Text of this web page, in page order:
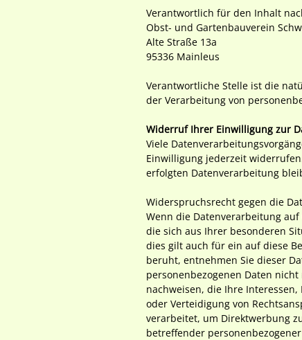
Verantwortlich für den Inhalt
Obst- und Gartenbauverein
Alte Straße 13a
95336 Mainleus
Verantwortliche Stelle ist die
der Verarbeitung von
Widerruf Ihrer Einwilligung zur
Viele
Einwilligung jederzeit
erfolgten Datenverarbeitung
Widerspruchsrecht gegen die
Wenn die Datenverarbeitung auf
die sich aus Ihrer besonderen
dies gilt auch für ein auf diese
beruht, entnehmen Sie dieser
personenbezogenen Daten
nachweisen, die Ihre
oder Verteidigung von
verarbeitet, um Direktwerbung
betreffender